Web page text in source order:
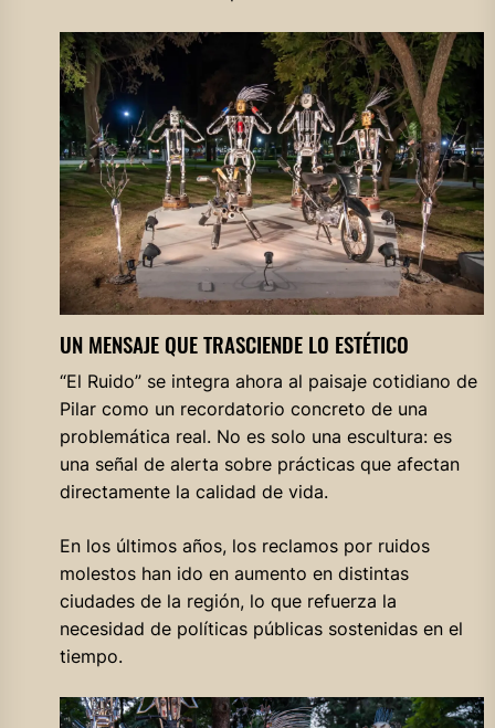
UN MENSAJE QUE TRASCIENDE LO ESTÉTICO
“El Ruido” se integra ahora al paisaje cotidiano de
Pilar como un recordatorio concreto de una
problemática real. No es solo una escultura: es
una señal de alerta sobre prácticas que afectan
directamente la calidad de vida.
En los últimos años, los reclamos por ruidos
molestos han ido en aumento en distintas
ciudades de la región, lo que refuerza la
necesidad de políticas públicas sostenidas en el
tiempo.